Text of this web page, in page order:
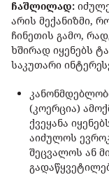
ჩაშლილად:
არის მექანიზმი,
ჩინეთის გამო,
ხშირად იყენებს
საკუთარი
(კოერცია)
ქვეყანა
აიძულოს
შეცვალოს ან